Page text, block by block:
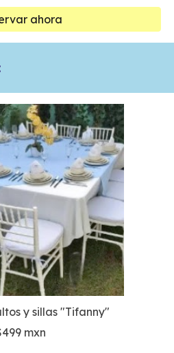
ahora
y sillas "Tifanny"
mxn